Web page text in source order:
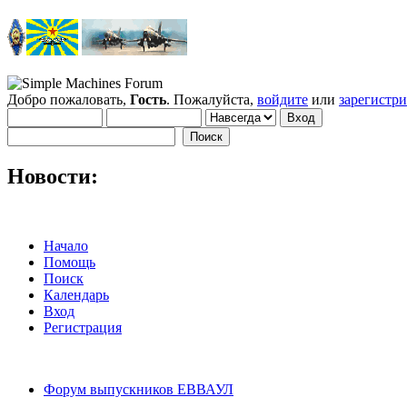
Добро пожаловать, Гость. Пожалуйста, войдите или
Новости:
Начало
Помощь
Поиск
Календарь
Вход
Регистрация
Форум выпускников ЕВВАУЛ